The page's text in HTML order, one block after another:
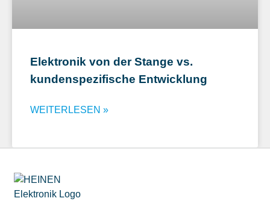
Elektronik von der Stange vs.
kundenspezifische Entwicklung
WEITERLESEN »